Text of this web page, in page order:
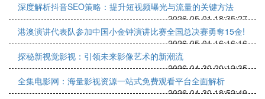
深度解析抖音SEO策略：提升短视频曝光与流量的关键方法
2026-05-01 18:35:27
港澳演讲代表队参加中国小金钟演讲比赛全国总决赛勇奪15金!
2026-05-01 16:16:16
探秘新视觉影视：引领未来影像艺术的新潮流
2026-04-30 20:12:35
全集电影网：海量影视资源一站式免费观看平台全面解析
2026-04-30 18:52:49